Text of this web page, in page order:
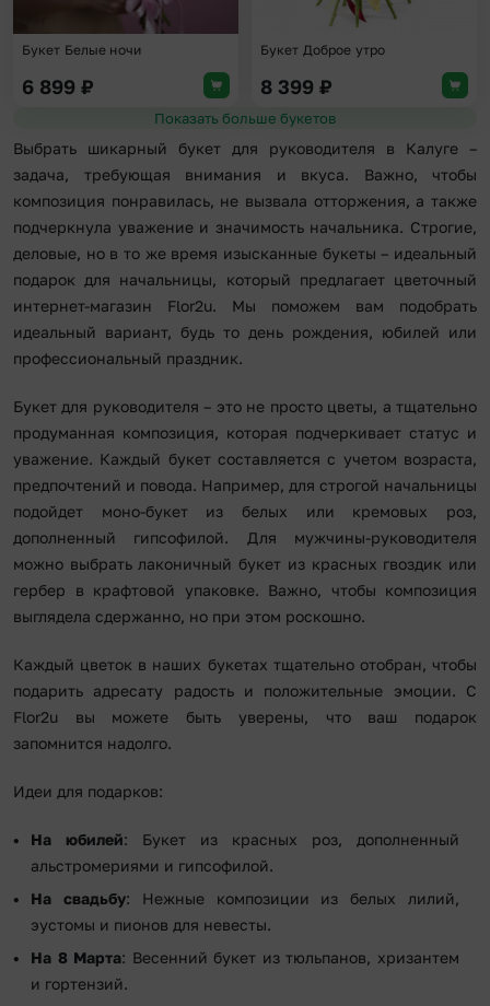
Букет Белые ночи
6 899 ₽
Букет Доброе утро
8 399 ₽
Показать больше букетов
Выбрать шикарный букет для руководителя в Калуге –
задача, требующая внимания и вкуса. Важно, чтобы
композиция понравилась, не вызвала отторжения, а также
подчеркнула уважение и значимость начальника. Строгие,
деловые, но в то же время изысканные букеты – идеальный
подарок для начальницы, который предлагает цветочный
интернет-магазин Flor2u. Мы поможем вам подобрать
идеальный вариант, будь то день рождения, юбилей или
профессиональный праздник.
Букет для руководителя – это не просто цветы, а тщательно
продуманная композиция, которая подчеркивает статус и
уважение. Каждый букет составляется с учетом возраста,
предпочтений и повода. Например, для строгой начальницы
подойдет моно-букет из белых или кремовых роз,
дополненный гипсофилой. Для мужчины-руководителя
можно выбрать лаконичный букет из красных гвоздик или
гербер в крафтовой упаковке. Важно, чтобы композиция
выглядела сдержанно, но при этом роскошно.
Каждый цветок в наших букетах тщательно отобран, чтобы
подарить адресату радость и положительные эмоции. С
Flor2u вы можете быть уверены, что ваш подарок
запомнится надолго.
Идеи для подарков:
На юбилей: Букет из красных роз, дополненный
альстромериями и гипсофилой.
На свадьбу: Нежные композиции из белых лилий,
эустомы и пионов для невесты.
На 8 Марта: Весенний букет из тюльпанов, хризантем
и гортензий.